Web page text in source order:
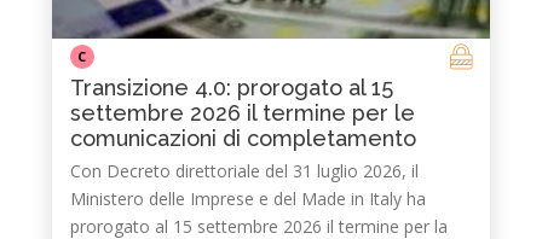
C
Transizione 4.0: prorogato al 15
settembre 2026 il termine per le
comunicazioni di completamento
Con Decreto direttoriale del 31 luglio 2026, il
Ministero delle Imprese e del Made in Italy ha
prorogato al 15 settembre 2026 il termine per la